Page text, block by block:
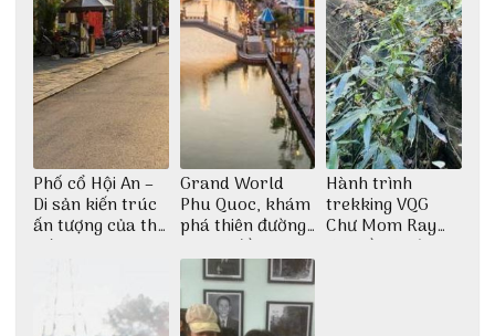
Phố cổ Hội An –
Di sản kiến trúc
ấn tượng của thế
giới
Grand World
Phu Quoc, khám
phá thiên đường
giải trí đầy sôi
động
Hành trình
trekking VQG
Chư Mom Ray
tìm về núi rừng